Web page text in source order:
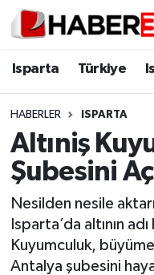
Isparta Türkiye
HABERLER ISPARTA
Altıniş
Şubesini
Nesilden nesile
Isparta’da altının
Kuyumculuk,
Antalya şubesini
Isparta
Esnaf Diyor ki;
ASAYİŞ
BİLİM VE
EĞİTİM
Isparta Nöbetçi
Isparta Trafik
Süper Lig Puan
Tüm Manşetler
Son Dakika